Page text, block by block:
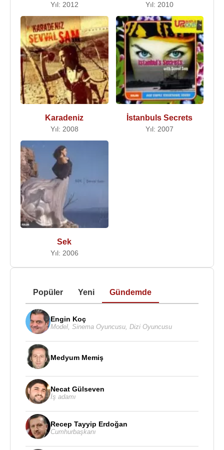
Yıl: 2012 Yıl: 2010
Karadeniz
Yıl: 2008
İstanbuls Secrets
Yıl: 2007
Sek
Yıl: 2006
Popüler Yeni Gündemde
Engin Koç
Model Sinema Oyuncusu Dizi Oyuncusu
Medyum Memiş
Necat Gülseven
İş adamı
Recep Tayyip Erdoğan
Cumhurbaşkanı